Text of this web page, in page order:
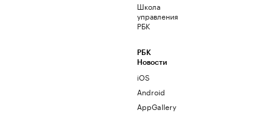
Школа
управления
РБК
РБК
Новости
iOS
Android
AppGallery